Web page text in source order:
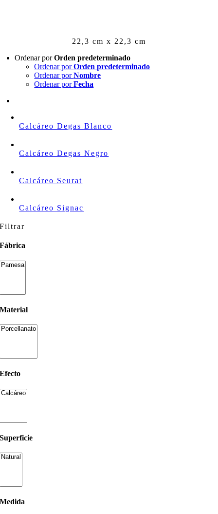
22,3 cm x 22,3 cm
Ordenar porOrden predeterminado
Ordenar porOrden predeterminado
Ordenar porNombre
Ordenar porFecha
Calcáreo Degas Blanco
Calcáreo Degas Negro
Calcáreo Seurat
Calcáreo Signac
Filtrar
Fábrica
Material
Efecto
Superficie
Medida